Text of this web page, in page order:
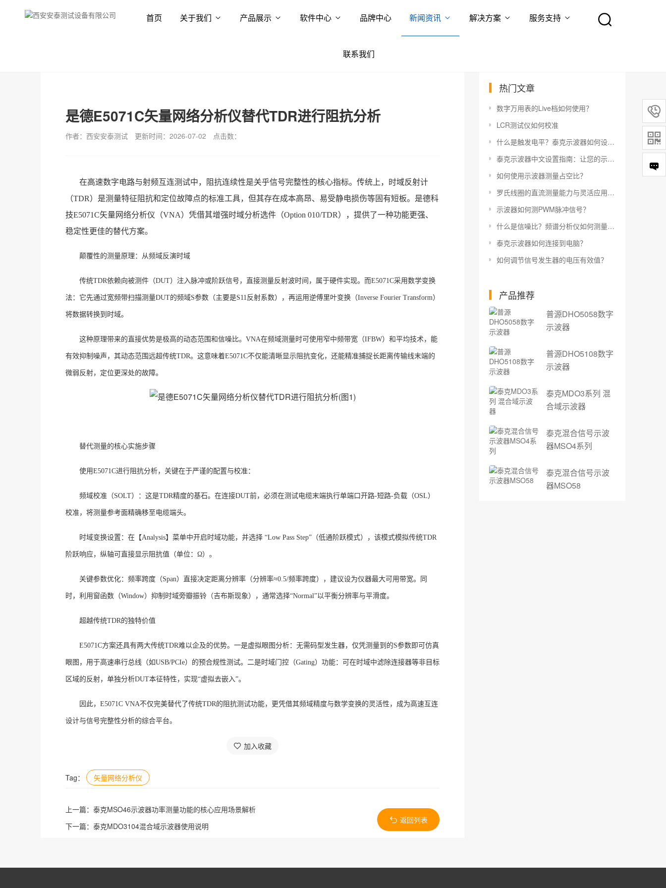
首页 关于我们 产品展示 软件中心 品牌中心 新闻资讯 解决方案 服务支持
联系我们
是德E5071C矢量网络分析仪替代TDR进行阻抗分析
作者：西安安泰测试 更新时间：2026-07-02 点击数：
在高速数字电路与射频互连测试中，阻抗连续性是关乎信号完整性的核心指标。传统上，时域反射计
（TDR）是测量特征阻抗和定位故障点的标准工具，但其存在成本高昂、易受静电损伤等固有短板。是德科
技E5071C矢量网络分析仪（VNA）凭借其增强时域分析选件（Option 010/TDR），提供了一种功能更强、
稳定性更佳的替代方案。
颠覆性的测量原理：从频域反演时域
传统TDR依赖向被测件（DUT）注入脉冲或阶跃信号，直接测量反射波时间，属于硬件实现。而E5071C采用数学变换
法：它先通过宽频带扫描测量DUT的频域S参数（主要是S11反射系数），再运用逆傅里叶变换（Inverse Fourier Transform）
将数据转换到时域。
这种原理带来的直接优势是极高的动态范围和信噪比。 VNA在频域测量时可使用窄中频带宽（IFBW）和平均技术，能
有效抑制噪声，其动态范围远超传统TDR。这意味着E5071C不仅能清晰显示阻抗变化，还能精准捕捉长距离传输线末端的
微弱反射，定位更深处的故障。
替代测量的核心实施步骤
使用E5071C进行阻抗分析，关键在于严谨的配置与校准：
频域校准（SOLT）：这是TDR精度的基石。在连接DUT前，必须在测试电缆末端执行单端口开路-短路-负载（OSL）
校准，将测量参考面精确移至电缆端头。
时域变换设置：在【Analysis】菜单中开启时域功能，并选择 “Low Pass Step”（低通阶跃模式），该模式模拟传统TDR
阶跃响应，纵轴可直接显示阻抗值（单位：Ω） 。
关键参数优化：频率跨度（Span）直接决定距离分辨率（分辨率≈0.5/频率跨度），建议设为仪器最大可用带宽。同
时，利用窗函数（Window）抑制时域旁瓣振铃（吉布斯现象），通常选择“Normal”以平衡分辨率与平滑度。
超越传统TDR的独特价值
E5071C方案还具有两大传统TDR难以企及的优势。一是虚拟眼图分析：无需码型发生器，仅凭测量到的S参数即可仿真
眼图，用于高速串行总线（如USB/PCIe）的预合规性测试。二是时域门控（Gating）功能：可在时域中滤除连接器等非目标
区域的反射，单独分析DUT本征特性，实现“虚拟去嵌入”。
因此， E5071C VNA不仅完美替代了传统TDR的阻抗测试功能，更凭借其频域精度与数学变换的灵活性，成为高速互连
设计与信号完整性分析的综合平台。
加入收藏
Tag： 矢量网络分析仪
上一篇： 泰克MSO46示波器功率测量功能的核心应用场景解析
下一篇： 泰克MDO3104混合域示波器使用说明
返回列表
热门文章
数字万用表的Live档如何使用？
LCR测试仪如何校准
什么是触发电平？泰克示波器如何设置触发电平？
泰克示波器中文设置指南：让您的示波器更易于使用
如何使用示波器测量占空比？
罗氏线圈的直流测量能力与灵活应用指南
示波器如何测PWM脉冲信号？
什么是信噪比？频谱分析仪如何测量信噪比？
泰克示波器如何连接到电脑？
如何调节信号发生器的电压有效值？
产品推荐
普源DHO5058数字
示波器
普源DHO5108数字
示波器
泰克MDO3系列 混
合域示波器
泰克混合信号示波
器MSO4系列
泰克混合信号示波
器MSO58

